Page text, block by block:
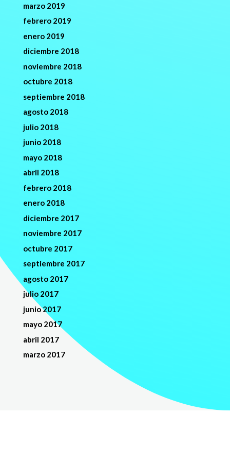
marzo 2019
febrero 2019
enero 2019
diciembre 2018
noviembre 2018
octubre 2018
septiembre 2018
agosto 2018
julio 2018
junio 2018
mayo 2018
abril 2018
febrero 2018
enero 2018
diciembre 2017
noviembre 2017
octubre 2017
septiembre 2017
agosto 2017
julio 2017
junio 2017
mayo 2017
abril 2017
marzo 2017